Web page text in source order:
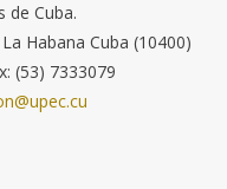
de Cuba.
Habana Cuba (10400)
(53) 7333079